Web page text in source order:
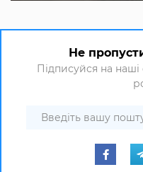
Не
Підписуйся на наші